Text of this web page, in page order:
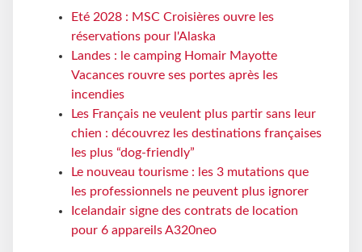
Eté 2028 : MSC Croisières ouvre les
réservations pour l'Alaska
Landes : le camping Homair Mayotte
Vacances rouvre ses portes après les
incendies
Les Français ne veulent plus partir sans leur
chien : découvrez les destinations françaises
les plus “dog-friendly”
Le nouveau tourisme : les 3 mutations que
les professionnels ne peuvent plus ignorer
Icelandair signe des contrats de location
pour 6 appareils A320neo